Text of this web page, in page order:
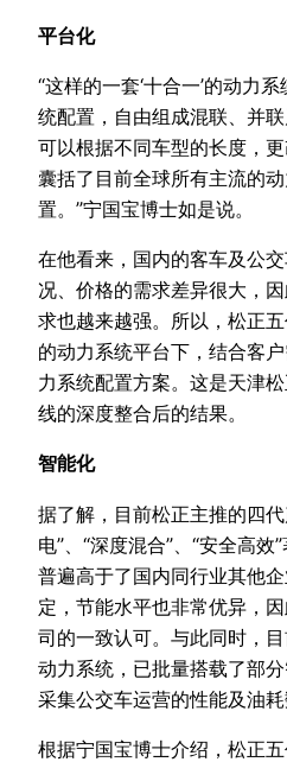
平台化
“这样的一套‘十合一’的动力
统配置，自由组成混联、并
可以根据不同车型的长度，
囊括了目前全球所有主流的
置。”宁国宝博士如是说。
在他看来，国内的客车及公
况、价格的需求差异很大，
求也越来越强。所以，松正
的动力系统平台下，结合客
力系统配置方案。这是天津
线的深度整合后的结果。
智能化
据了解，目前松正主推的四
电”、“深度混合”、“安全高
普遍高于了国内同行业其他
定，节能水平也非常优异，
司的一致认可。与此同时，
动力系统，已批量搭载了部
采集公交车运营的性能及油耗
根据宁国宝博士介绍，松正